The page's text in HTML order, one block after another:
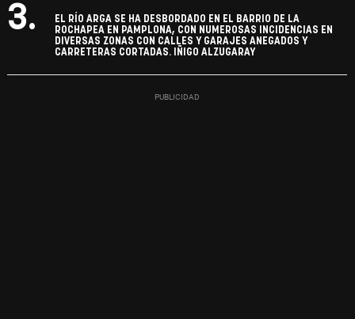
3.
EL RÍO ARGA SE HA DESBORDADO EN EL BARRIO DE LA
ROCHAPEA EN PAMPLONA, CON NUMEROSAS INCIDENCIAS EN
DIVERSAS ZONAS CON CALLES Y GARAJES ANEGADOS Y
CARRETERAS CORTADAS. IÑIGO ALZUGARAY